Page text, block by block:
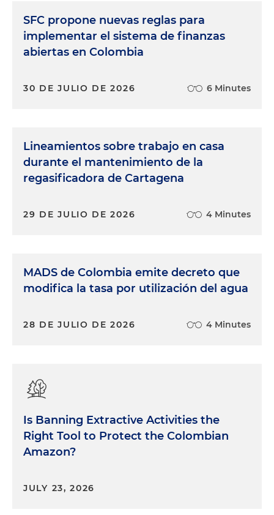
SFC propone nuevas reglas para
implementar el sistema de finanzas
abiertas en Colombia
30 DE JULIO DE 2026 6 Minutes
Lineamientos sobre trabajo en casa
durante el mantenimiento de la
regasificadora de Cartagena
29 DE JULIO DE 2026 4 Minutes
MADS de Colombia emite decreto que
modifica la tasa por utilización del agua
28 DE JULIO DE 2026 4 Minutes
Is Banning Extractive Activities the
Right Tool to Protect the Colombian
Amazon?
JULY 23, 2026